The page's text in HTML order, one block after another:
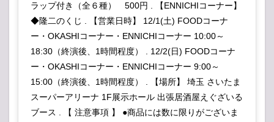
ラップ付き（全６種） 500円 . 【ENNICHIコーナー】
◆隆二のくじ . 【営業日時】 12/1(土) FOODコーナ
ー・OKASHIコーナー・ENNICHIコーナー 10:00～
18:30（終演後、1時間程度） . 12/2(日) FOODコーナ
ー・OKASHIコーナー・ENNICHIコーナー 9:00～
15:00（終演後、1時間程度） . 【場所】 埼玉 さいたま
スーパーアリーナ 1F展示ホール 出張居酒屋えぐざいる
ブース . 【 注意事項 】 ●商品には数に限りがございま